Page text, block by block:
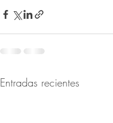
Entradas recientes